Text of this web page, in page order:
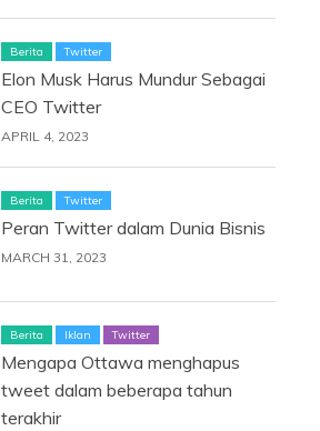
Berita Twitter
Elon Musk Harus Mundur Sebagai
CEO Twitter
APRIL 4, 2023
Berita Twitter
Peran Twitter dalam Dunia Bisnis
MARCH 31, 2023
Berita Iklan Twitter
Mengapa Ottawa menghapus
tweet dalam beberapa tahun
terakhir